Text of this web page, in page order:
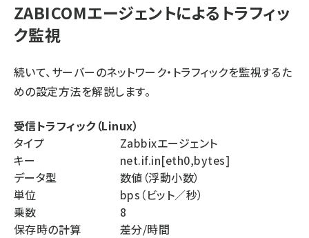
ZABICOMエージェントによるトラフィッ
ク監視
続いて、サーバーのネットワーク・トラフィックを監視するた
めの設定方法を解説します。
受信トラフィック（Linux）
タイプ
Zabbixエージェント
キー
net.if.in[eth0,bytes]
データ型
数値（浮動小数）
単位
bps（ビット／秒）
乗数
8
保存時の計算
差分/時間